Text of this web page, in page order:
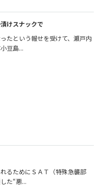
けスナックで
たという報せを受けて、瀬戸内
豆島...
るためにＳＡＴ（特殊急襲部
た“悪...